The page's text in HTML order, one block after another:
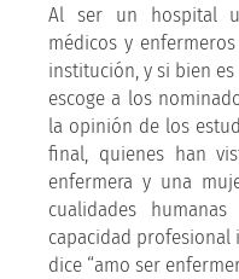
Al ser un hospital
médicos y
institución, y si bien
escoge a los
la opinión de los
final, quienes han
enfermera y una
cualidades
capacidad profesional
dice “amo ser